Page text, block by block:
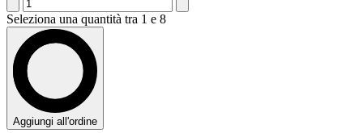
Seleziona una quantità tra 1 e 8
Aggiungi all'ordine